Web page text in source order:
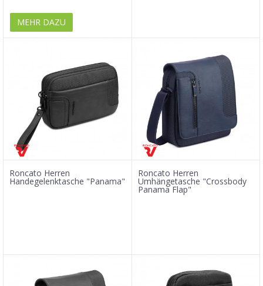
MEHR DAZU
Roncato Herren
Handegelenktasche "Panama"
Roncato Herren
Umhängetasche "Crossbody
Panama Flap"